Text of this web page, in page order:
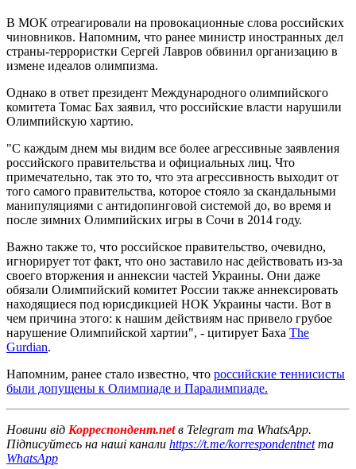
В МОК отреагировали на провокационные слова российских
чиновников. Напомним, что ранее министр иностранных дел
страны-террористки Сергей Лавров обвинил организацию в
измене идеалов олимпизма.
Однако в ответ президент Международного олимпийского
комитета Томас Бах заявил, что российские власти нарушили
Олимпийскую хартию.
"С каждым днем мы видим все более агрессивные заявления
российского правительства и официальных лиц. Что
примечательно, так это то, что эта агрессивность выходит от
того самого правительства, которое стояло за скандальными
манипуляциями с антидопинговой системой до, во время и
после зимних Олимпийских игры в Сочи в 2014 году.
Важно также то, что российское правительство, очевидно,
игнорирует тот факт, что оно заставило нас действовать из-за
своего вторжения и аннексии частей Украины. Они даже
обязали Олимпийский комитет России также аннексировать
находящиеся под юрисдикцией НОК Украины части. Вот в
чем причина этого: к нашим действиям нас привело грубое
нарушение Олимпийской хартии", - цитирует Баха The
Gurdian.
Напомним, ранее стало известно, что российские теннисисты
были допущены к Олимпиаде и Паралимпиаде.
Новини від Корреспондент.netв Telegram та WhatsApp.
Підписуйтесь на наші канали https://t.me/korrespondentnetта
WhatsApp